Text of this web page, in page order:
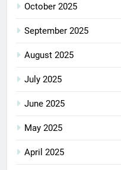
October 2025
September 2025
August 2025
July 2025
June 2025
May 2025
April 2025